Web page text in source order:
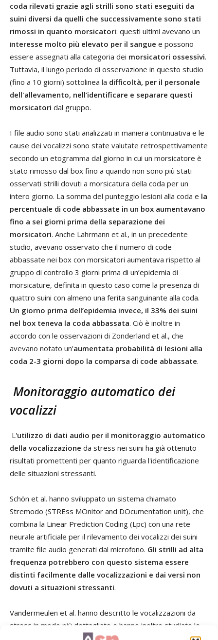
coda rilevati grazie agli strilli sono stati eseguiti da
suini diversi da quelli che successivamente sono stati
rimossi in quanto morsicatori: questi ultimi avevano un
interesse molto più elevato per il sangue e possono
essere assegnati alla categoria dei morsicatori ossessivi.
Tuttavia, il lungo periodo di osservazione in questo studio
(fino a 10 giorni) sottolinea la difficoltà, per il personale
dell'allevamento, nell’identificare e separare questi
morsicatori dal gruppo.
I file audio sono stati analizzati in maniera continuativa e le
cause dei vocalizzi sono state valutate retrospettivamente
secondo un etogramma dal giorno in cui un morsicatore è
stato rimosso dal box fino a quando non sono più stati
osservati strilli dovuti a morsicatura della coda per un
intero giorno. La somma del punteggio lesioni alla coda e la
percentuale di code abbassate in un box aumentavano
fino a sei giorni prima della separazione dei
morsicatori. Anche Lahrmann et al., in un precedente
studio, avevano osservato che il numero di code
abbassate nei box con morsicatori aumentava rispetto al
gruppo di controllo 3 giorni prima di un’epidemia di
morsicature, definita in questo caso come la presenza di
quattro suini con almeno una ferita sanguinante alla coda.
Un giorno prima dell’epidemia invece, il 33% dei suini
nel box teneva la coda abbassata. Ciò è inoltre in
accordo con le osservazioni di Zonderland et al., che
avevano notato un’aumentata probabilità di lesioni alla
coda 2-3 giorni dopo la comparsa di code abbassate.
Monitoraggio automatico dei
vocalizzi
L'utilizzo di dati audio per il monitoraggio automatico
della vocalizzazione da stress nei suini ha già ottenuto
risultati promettenti per quanto riguarda l'identificazione
delle situazioni stressanti.
Schön et al. hanno sviluppato un sistema chiamato
Stremodo (STREss MOnitor and DOcumentation unit), che
combina la Linear Prediction Coding (Lpc) con una rete
neurale artificiale per il rilevamento dei vocalizzi dei suini
tramite file audio generati dal microfono. Gli strilli ad alta
frequenza potrebbero con questo sistema essere
distinti facilmente dalle vocalizzazioni e dai versi non
dovuti a situazioni stressanti.
Vandermeulen et al. hanno descritto le vocalizzazioni da
stress in modo più dettagliato e hanno inoltre studiato le
caratteristiche sonore che definiscono lo strillo di un